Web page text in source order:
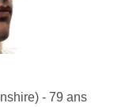
- 79 ans